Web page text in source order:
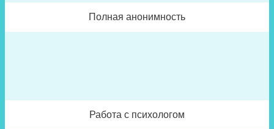
Полная анонимность
Работа с психологом